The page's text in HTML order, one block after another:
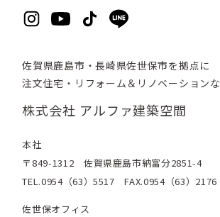
佐賀県鹿島市・長崎県佐世保市を拠点に
注文住宅・リフォーム＆リノベーション
株式会社 アルファ建築空間
本社
〒849-1312 佐賀県鹿島市納富分2851-4
TEL.0954（63）5517 FAX.0954（63）2176
佐世保オフィス